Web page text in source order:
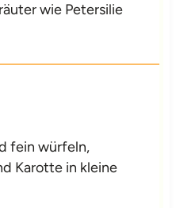
wie Petersilie
fein würfeln,
Karotte in kleine